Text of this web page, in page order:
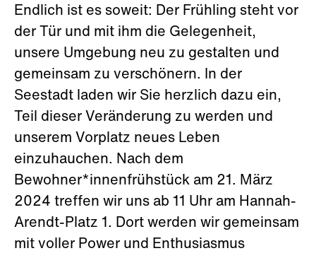
Endlich ist es soweit: Der Frühling steht vor
der Tür und mit ihm die Gelegenheit,
unsere Umgebung neu zu gestalten und
gemeinsam zu verschönern. In der
Seestadt laden wir Sie herzlich dazu ein,
Teil dieser Veränderung zu werden und
unserem Vorplatz neues Leben
einzuhauchen. Nach dem
Bewohner*innenfrühstück am 21. März
2024 treffen wir uns ab 11 Uhr am Hannah-
Arendt-Platz 1. Dort werden wir gemeinsam
mit voller Power und Enthusiasmus